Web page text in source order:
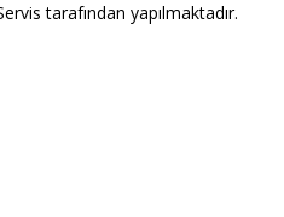
tarafından yapılmaktadır.